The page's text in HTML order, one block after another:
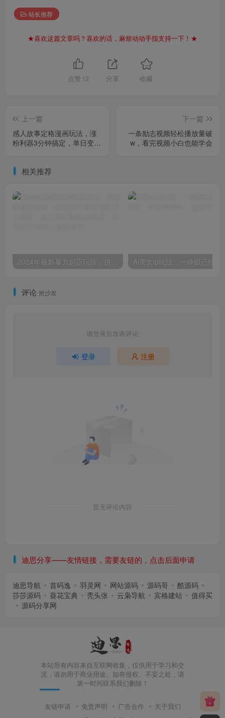
站长推荐
★喜欢这篇文章吗？喜欢的话，麻烦动动手指支持一下！★
点赞 12 分享 收藏
上一篇
感人故事定格漫画玩法，涨
粉利器3分钟搞定，单日变现
下一篇
一条励志视频轻松播放量破
w，看完视频小白也能学会
相关推荐
评论 抢沙发
请登录后发表评论
登录 注册
暂无评论内容
迪思分享——友情链接，需要友链的，点击后面申请
迪思导航 首码逸 羽灵网 网站源码 源码哥
酷源码
莎莎源码
葵花宝典 秃头张 云枭导航 宾格建站
值得买
源码分享网
本站所有内容来自互联网收集，仅供用于学习和交
流，请勿用于商业用途。如有侵权、不妥之处，请
第一时间联系我们删除！
友链申请 免责声明 广告合作 关于我们